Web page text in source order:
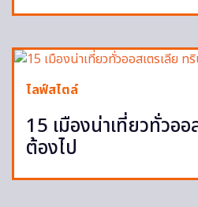
ไลฟ์สไตล์
15 เมืองน่าเที่ยวทั่วอ
ต้องไป